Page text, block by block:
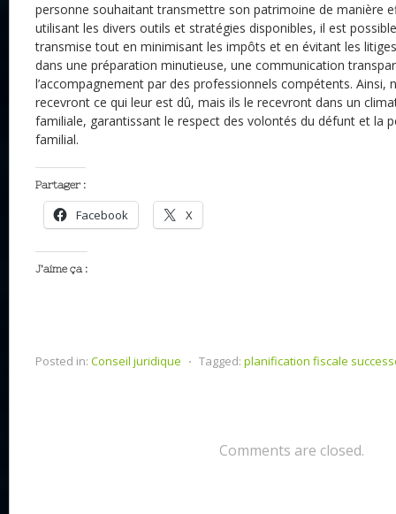
personne souhaitant transmettre son patrimoine de manière
utilisant les divers outils et stratégies disponibles, il est
transmise tout en minimisant les impôts et en évitant les
dans une préparation minutieuse, une communication
l’accompagnement par des professionnels compétents. Ainsi,
recevront ce qui leur est dû, mais ils le recevront dans un
familiale, garantissant le respect des volontés du défunt et la
familial.
Partager :
Facebook X
J’aime ça :
Posted in: Conseil juridique ⋅ Tagged: planification fiscale
Comments are closed.